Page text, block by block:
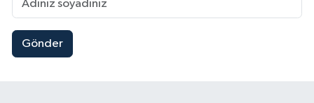
Gönder